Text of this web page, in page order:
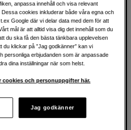
1982
vi i över 40 år hjälpt kreativa
sina visioner inom fotografi, ljud,
teknologi. Vi brinner för både
som använder den. Vi vet att
väljer rätt produkter för det du vill
utrustning som passar dig
anpassa innehåll och visa relevant
cookies inkluderar både våra egna och
Google där vi delar data med dem för att
mål är att alltid visa dig det innehåll som du
du ska få den bästa tänkbara upplevelsen
du klickar på ”Jag godkänner” kan vi
personliga erbjudanden som är anpassade
dina inställningar när som helst.
cookies och personuppgifter här.
Jag godkänner